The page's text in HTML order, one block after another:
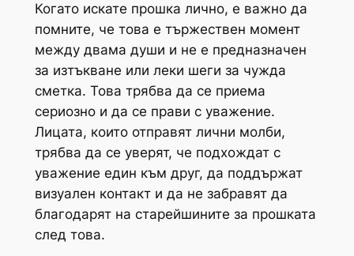
Когато искате прошка лично, е важно да
помните, че това е тържествен момент
между двама души и не е предназначен
за изтъкване или леки шеги за чужда
сметка. Това трябва да се приема
сериозно и да се прави с уважение.
Лицата, които отправят лични молби,
трябва да се уверят, че подхождат с
уважение един към друг, да поддържат
визуален контакт и да не забравят да
благодарят на старейшините за прошката
след това.